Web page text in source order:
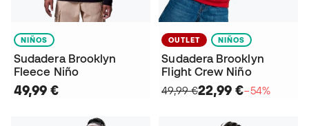
NIÑOS
Sudadera Brooklyn
Fleece Niño
49,99 €
OUTLET NIÑOS
Sudadera Brooklyn
Flight Crew Niño
49,99 €22,99 €−54%